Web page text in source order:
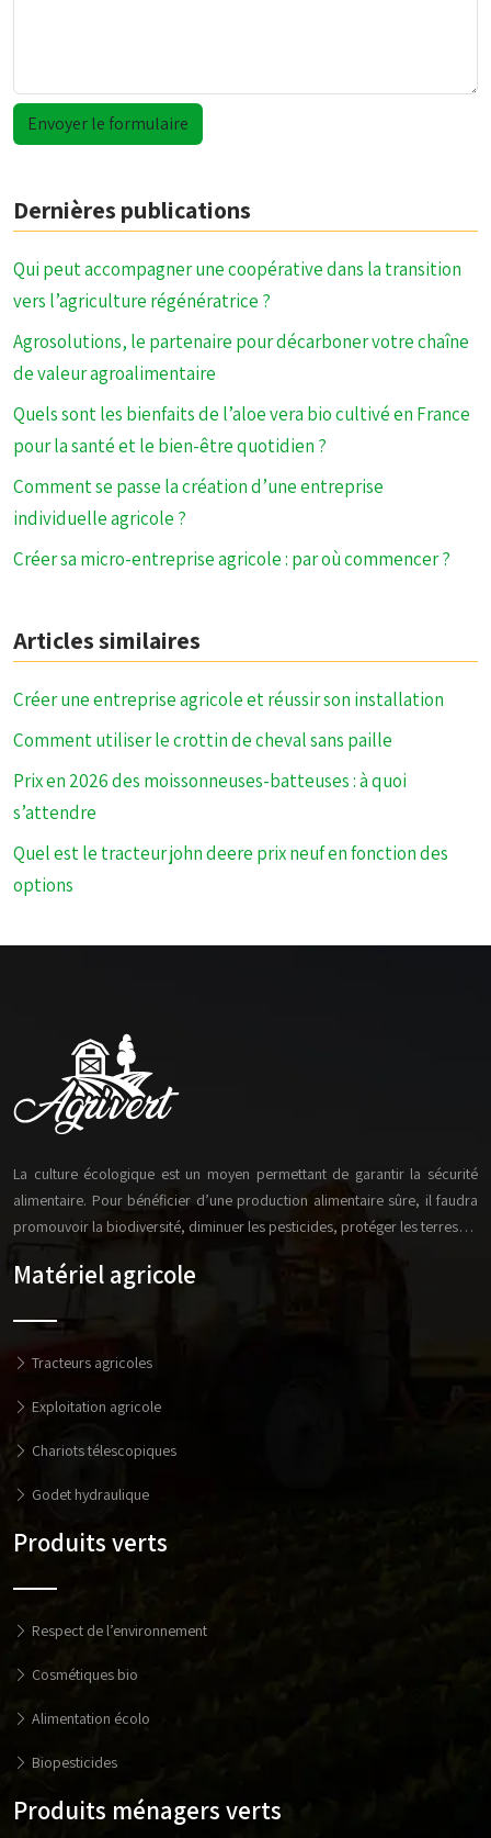
Dernières publications
Qui peut accompagner une coopérative dans la transition
vers l’agriculture régénératrice ?
Agrosolutions, le partenaire pour décarboner votre chaîne
de valeur agroalimentaire
Quels sont les bienfaits de l’aloe vera bio cultivé en France
pour la santé et le bien-être quotidien ?
Comment se passe la création d’une entreprise
individuelle agricole ?
Créer sa micro-entreprise agricole : par où commencer ?
Articles similaires
Créer une entreprise agricole et réussir son installation
Comment utiliser le crottin de cheval sans paille
Prix en 2026 des moissonneuses-batteuses : à quoi
s’attendre
Quel est le tracteur john deere prix neuf en fonction des
options
La culture écologique est un moyen permettant de garantir la sécurité
alimentaire. Pour bénéficier d’une production alimentaire sûre, il faudra
promouvoir la biodiversité, diminuer les pesticides, protéger les terres…
Matériel agricole
Tracteurs agricoles
Exploitation agricole
Chariots télescopiques
Godet hydraulique
Produits verts
Respect de l’environnement
Cosmétiques bio
Alimentation écolo
Biopesticides
Produits ménagers verts